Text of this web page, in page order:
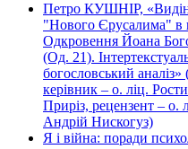
Петро КУШНІР,
"Нового Єрусалима" в
Одкровення Йоана
(Од. 21).
богословський аналіз»
керівник – о. ліц.
Приріз, рецензент – о.
Андрій Нискогуз)
Я і війна: поради